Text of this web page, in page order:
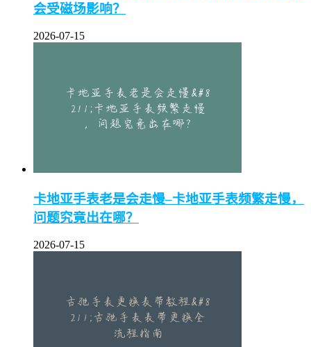
会受磁场影响？
2026-07-15
卡地亚手表老是会走慢–卡地亚手表频繁走慢，
问题究竟出在哪？
2026-07-15